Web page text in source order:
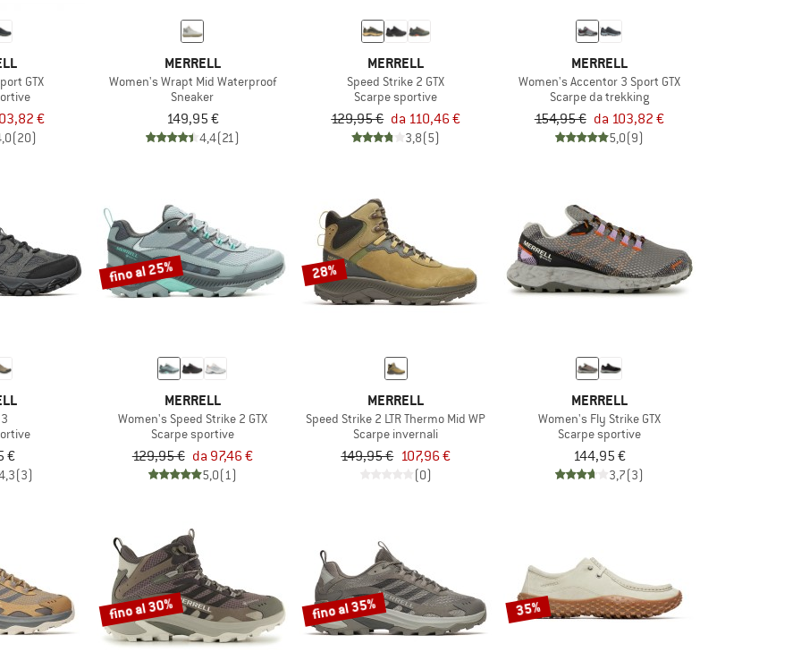
GTX
€
(20)
MERRELL
Women's Wrapt Mid Waterproof
Sneaker
149,95 €
4,4(21)
MERRELL
Speed Strike 2 GTX
Scarpe sportive
129,95 € da 110,46 €
3,8(5)
MERRELL
Women's Accentor 3 Sport GTX
Scarpe da trekking
154,95 € da 103,82 €
5,0(9)
€
(3)
fino al 25%
MERRELL
Women's Speed Strike 2 GTX
Scarpe sportive
129,95 € da 97,46 €
5,0(1)
28%
MERRELL
Speed Strike 2 LTR Thermo Mid WP
Scarpe invernali
149,95 € 107,96 €
(0)
MERRELL
Women's Fly Strike GTX
Scarpe sportive
144,95 €
3,7(3)
fino al 30% fino al 35% 35%